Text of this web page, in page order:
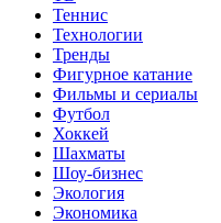
Теннис
Технологии
Тренды
Фигурное катание
Фильмы и сериалы
Футбол
Хоккей
Шахматы
Шоу-бизнес
Экология
Экономика